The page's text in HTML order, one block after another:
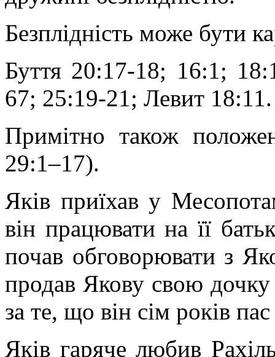
Безплідність може бути
Буття 20:17-18; 16:1;
67; 25:19-21; Левит 18:11.
Примітно також
29:1–17).
Яків приїхав у
він працювати на її
почав обговорювати з
продав Якову свою
за те, що він сім років
Яків гаряче любив